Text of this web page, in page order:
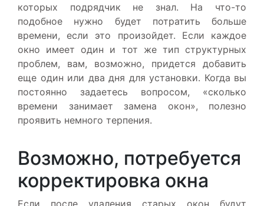
которых подрядчик не знал. На что-то
подобное нужно будет потратить больше
времени, если это произойдет. Если каждое
окно имеет один и тот же тип структурных
проблем, вам, возможно, придется добавить
еще один или два дня для установки. Когда вы
постоянно задаетесь вопросом, «сколько
времени занимает замена окон», полезно
проявить немного терпения.
Возможно, потребуется
корректировка окна